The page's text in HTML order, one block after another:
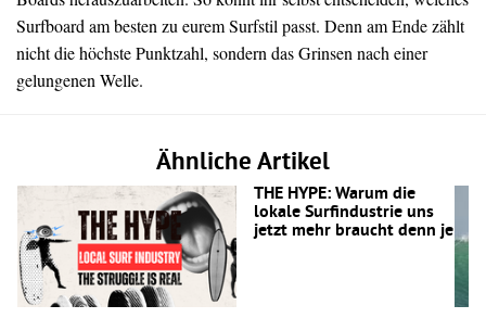
Surfboard am besten zu eurem Surfstil passt. Denn am Ende zählt
nicht die höchste Punktzahl, sondern das Grinsen nach einer
gelungenen Welle.
Ähnliche Artikel
THE HYPE: Warum die
lokale Surfindustrie uns
jetzt mehr braucht denn je